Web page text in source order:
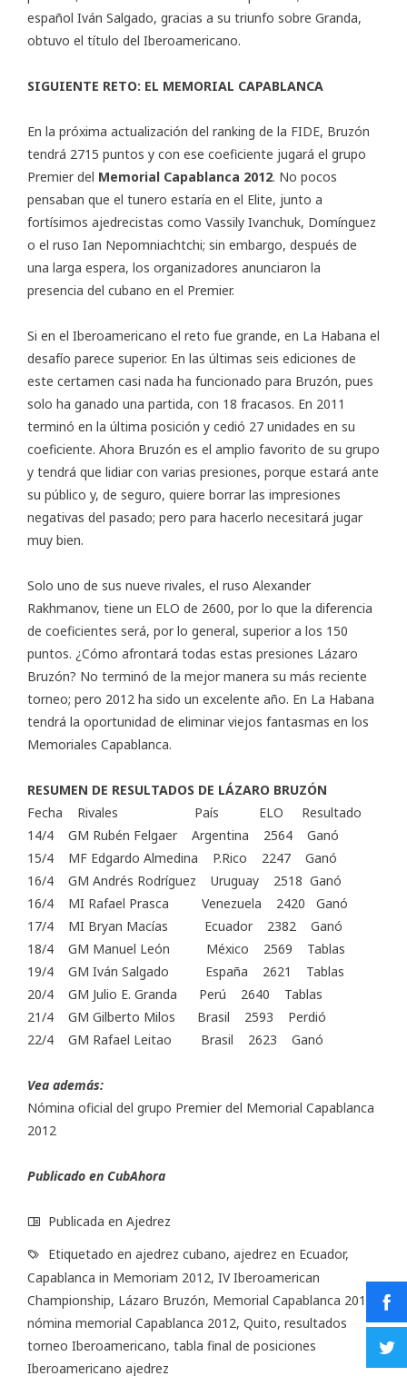
español Iván Salgado, gracias a su triunfo sobre Granda,
obtuvo el título del Iberoamericano.
SIGUIENTE RETO: EL MEMORIAL CAPABLANCA
En la próxima actualización del ranking de la FIDE, Bruzón
tendrá 2715 puntos y con ese coeficiente jugará el grupo
Premier del Memorial Capablanca 2012. No pocos
pensaban que el tunero estaría en el Elite, junto a
fortísimos ajedrecistas como Vassily Ivanchuk, Domínguez
o el ruso Ian Nepomniachtchi; sin embargo, después de
una larga espera, los organizadores anunciaron la
presencia del cubano en el Premier.
Si en el Iberoamericano el reto fue grande, en La Habana el
desafío parece superior. En las últimas seis ediciones de
este certamen casi nada ha funcionado para Bruzón, pues
solo ha ganado una partida, con 18 fracasos. En 2011
terminó en la última posición y cedió 27 unidades en su
coeficiente. Ahora Bruzón es el amplio favorito de su grupo
y tendrá que lidiar con varias presiones, porque estará ante
su público y, de seguro, quiere borrar las impresiones
negativas del pasado; pero para hacerlo necesitará jugar
muy bien.
Solo uno de sus nueve rivales, el ruso Alexander
Rakhmanov, tiene un ELO de 2600, por lo que la diferencia
de coeficientes será, por lo general, superior a los 150
puntos. ¿Cómo afrontará todas estas presiones Lázaro
Bruzón? No terminó de la mejor manera su más reciente
torneo; pero 2012 ha sido un excelente año. En La Habana
tendrá la oportunidad de eliminar viejos fantasmas en los
Memoriales Capablanca.
RESUMEN DE RESULTADOS DE LÁZARO BRUZÓN
Fecha Rivales País ELO Resultado
14/4 GM Rubén Felgaer Argentina 2564 Ganó
15/4 MF Edgardo Almedina P.Rico 2247 Ganó
16/4 GM Andrés Rodríguez Uruguay 2518 Ganó
16/4 MI Rafael Prasca Venezuela 2420 Ganó
17/4 MI Bryan Macías Ecuador 2382 Ganó
18/4 GM Manuel León México 2569 Tablas
19/4 GM Iván Salgado España 2621 Tablas
20/4 GM Julio E. Granda Perú 2640 Tablas
21/4 GM Gilberto Milos Brasil 2593 Perdió
22/4 GM Rafael Leitao Brasil 2623 Ganó
Vea además:
Nómina oficial del grupo Premier del Memorial Capablanca
2012
Publicado en CubAhora
Publicada en Ajedrez
Etiquetado en ajedrez cubano, ajedrez en Ecuador,
Capablanca in Memoriam 2012, IV Iberoamerican
Championship, Lázaro Bruzón, Memorial Capablanca 2012
nómina memorial Capablanca 2012, Quito, resultados
torneo Iberoamericano, tabla final de posiciones
Iberoamericano ajedrez